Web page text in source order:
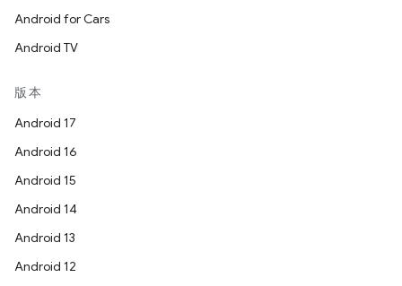
Android for Cars
Android TV
版本
Android 17
Android 16
Android 15
Android 14
Android 13
Android 12